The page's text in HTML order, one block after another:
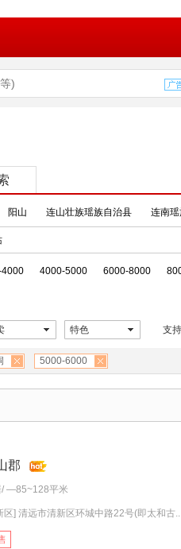
阳山 连山壮族瑶族自治县 连南
4000-5000 6000-8000
特色 支
5000-6000
郡
/ —85~128平米
区] 清远市清新区环城中路22号(即太和古